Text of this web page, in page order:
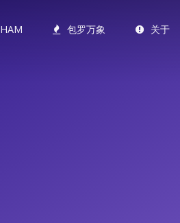
HAM 包罗万象 关于